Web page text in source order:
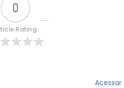
0
Rating
Acessar